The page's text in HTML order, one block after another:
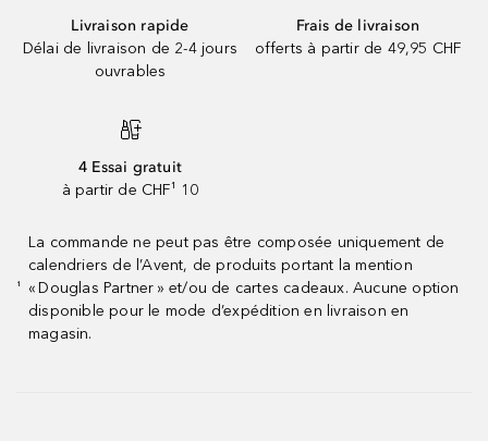
Livraison rapide
Délai de livraison de 2-4 jours
ouvrables
Frais de livraison
offerts à partir de 49,95 CHF
4 Essai gratuit
à partir de CHF¹ 10
¹
La commande ne peut pas être composée uniquement de
calendriers de l’Avent, de produits portant la mention
« Douglas Partner » et/ou de cartes cadeaux. Aucune option
disponible pour le mode d’expédition en livraison en
magasin.